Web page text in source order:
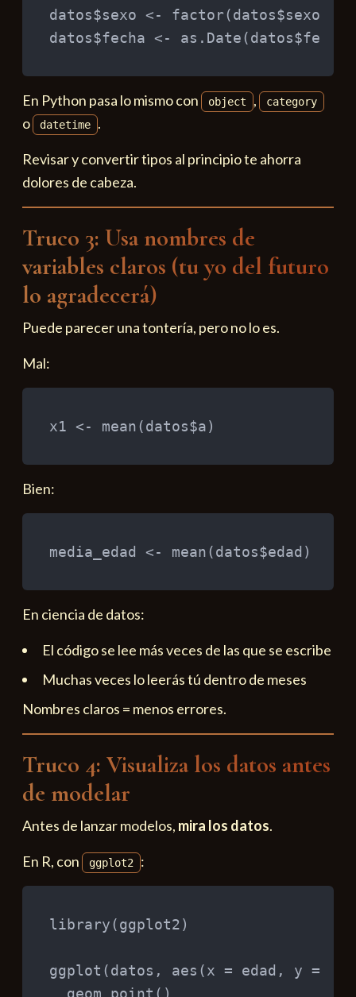
datos$sexo <- factor(datos$sexo
datos$fecha <- as.Date(datos$fecha
En Python pasa lo mismo con object , category
o datetime .
Revisar y convertir tipos al principio te ahorra
dolores de cabeza.
Truco 3: Usa nombres de
variables claros (tu yo del futuro
lo agradecerá)
Puede parecer una tontería, pero no lo es.
Mal:
x1 <- mean(datos$a)
Bien:
media_edad <- mean(datos$edad )
En ciencia de datos:
El código se lee más veces de las que se escribe
Muchas veces lo leerás tú dentro de meses
Nombres claros = menos errores.
Truco 4: Visualiza los datos antes
de modelar
Antes de lanzar modelos, mira los datos.
En R, con ggplot2 :
library(ggplot2)
ggplot (datos , aes (x = edad , y =